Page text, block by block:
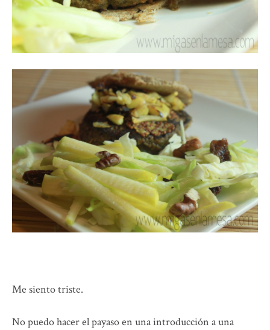
Me siento triste.
No puedo hacer el payaso en una introducción a una